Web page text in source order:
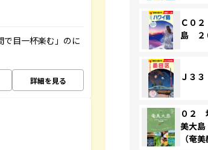
で目一杯楽む」のに
詳細を見る
Ｃ０
島 ２
Ｊ３
０２
美大
（奄